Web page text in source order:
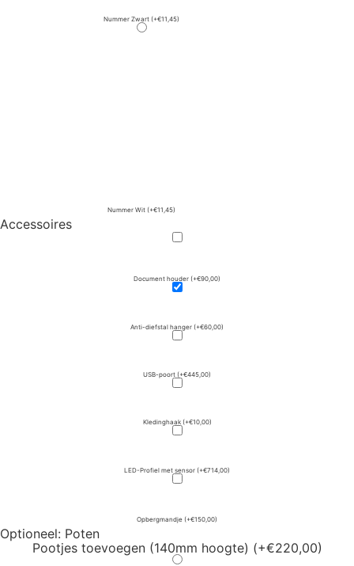
Nummer Zwart (+€11,45)
Nummer Wit (+€11,45)
Accessoires
Document houder (+€90,00)
Anti-diefstal hanger (+€60,00)
USB-poort (+€445,00)
Kledinghaak (+€10,00)
LED-Profiel met sensor (+€714,00)
Opbergmandje (+€150,00)
Optioneel: Poten
Pootjes toevoegen (140mm hoogte) (+€220,00)